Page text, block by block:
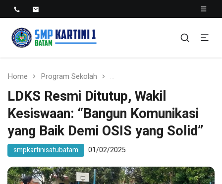
Home Program Sekolah LDKS Resmi Ditutup, Wakil
LDKS Resmi Ditutup, Wakil
Kesiswaan: “Bangun Komunikasi
yang Baik Demi OSIS yang Solid”
smpkartinisatubatam 01/02/2025